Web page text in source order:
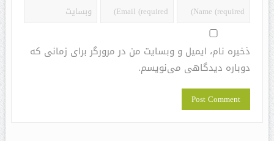
ذخیره نام، ایمیل و وبسایت من در مرورگر برای زمانی که
دوباره دیدگاهی می‌نویسم.